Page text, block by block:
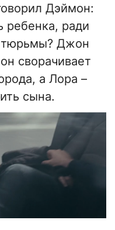
Дэймон:
ребенка, ради
тюрьмы? Джон
сворачивает
а Лора –
сына.